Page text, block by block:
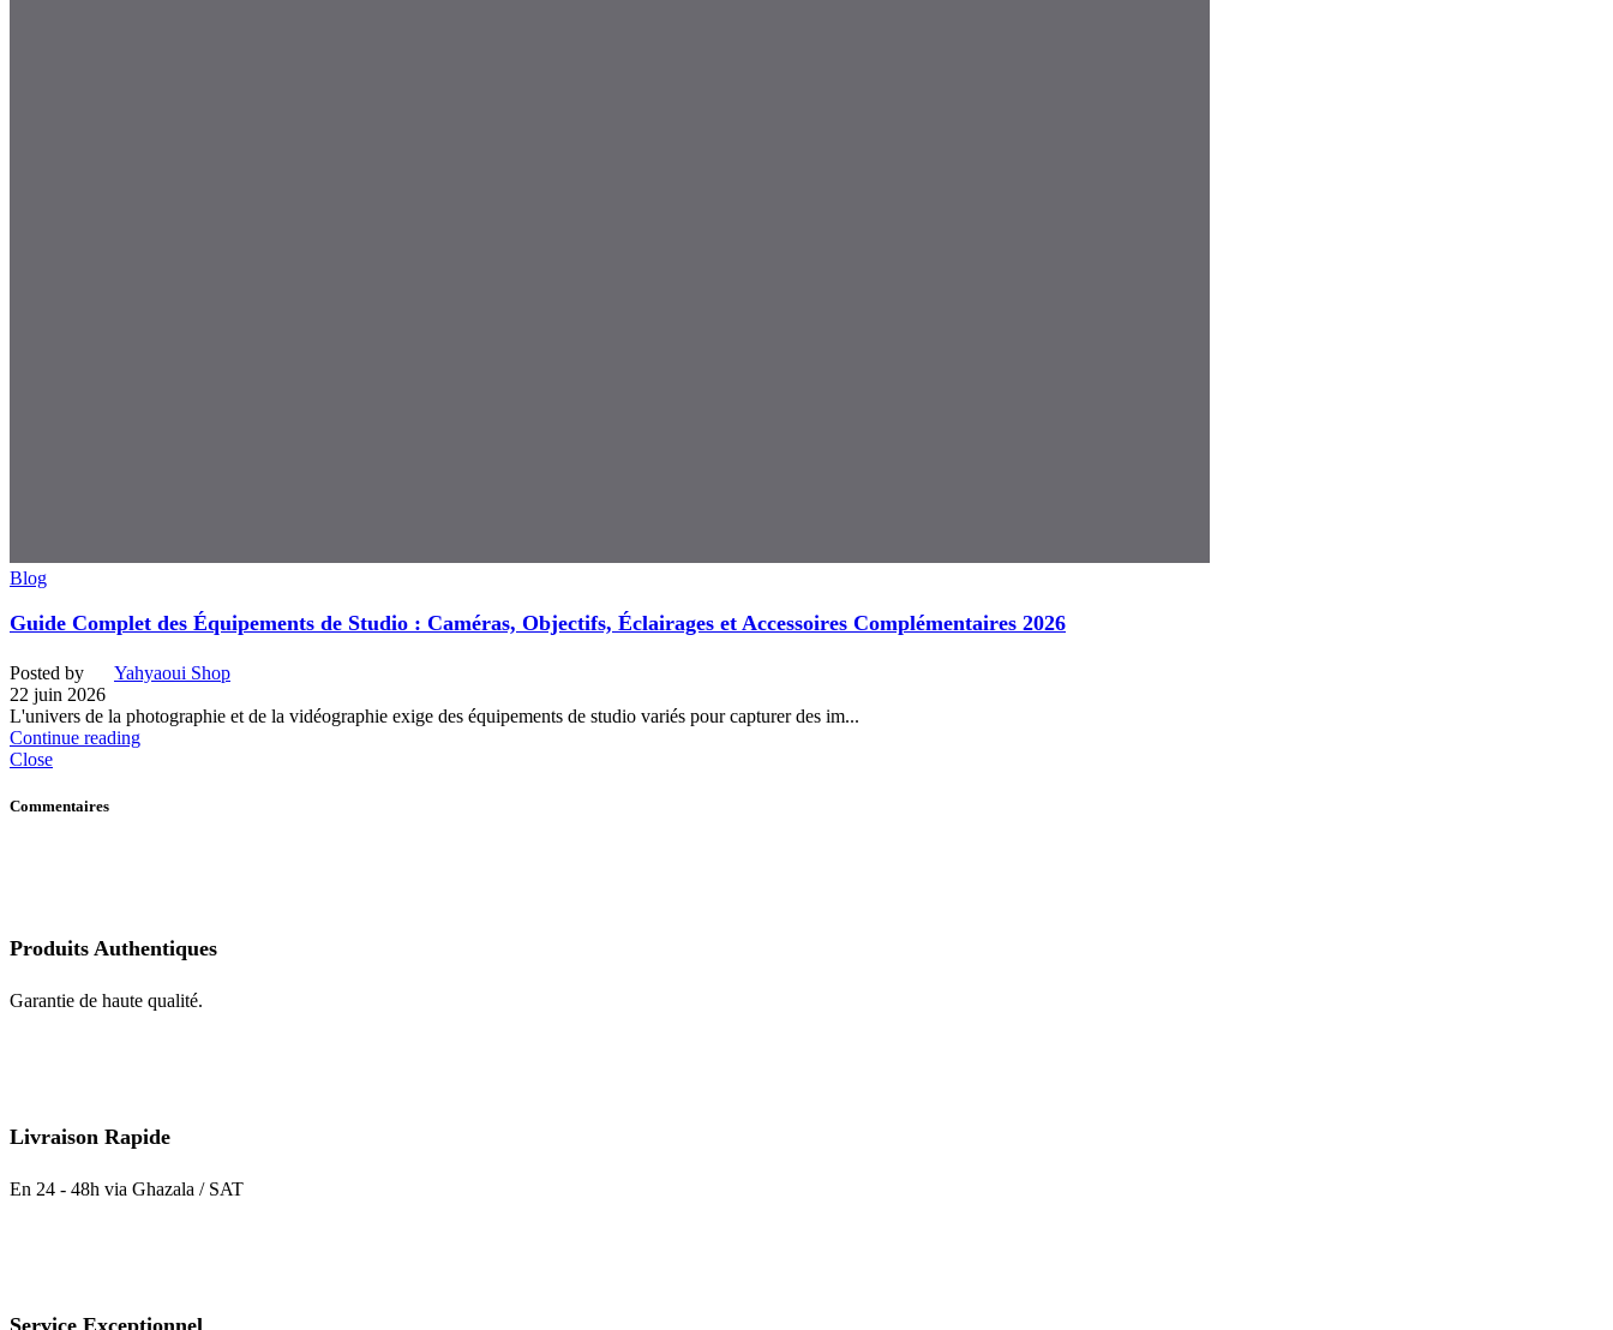
Blog
Guide Complet des Équipements de Studio : Caméras, Objectifs, Éclairages et Accessoires Complémentaires 2026
Posted by
Yahyaoui Shop
22 juin 2026
L'univers de la photographie et de la vidéographie exige des équipements de studio variés pour capturer des im...
Continue reading
Close
Commentaires
Produits Authentiques
Garantie de haute qualité.
Livraison Rapide
En 24 - 48h via Ghazala / SAT